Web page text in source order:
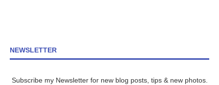
NEWSLETTER
Subscribe my Newsletter for new blog posts, tips & new photos.